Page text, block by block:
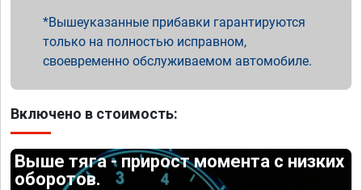
Вышеуказанные прибавки гарантируются
только на полностью исправном,
своевременно обслуживаемом автомобиле.
Включено в стоимость:
Выше тяга - прирост момента с низких
оборотов.